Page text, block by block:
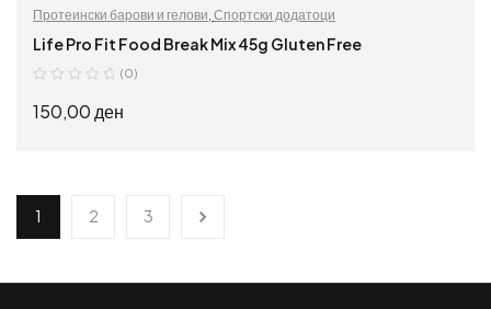
Протеински барови и гелови, Спортски додатоци
Life Pro Fit Food Break Mix 45g Gluten Free
(0)
150,00 ден
1 2 3